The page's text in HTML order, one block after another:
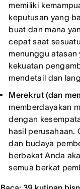
memiliki
keputusan yang
buat dan mana
cepat saat
menunggu
kekuatan
mendetail dan
Merekrut (dan
memberdayakan
dengan
hasil perusahaan.
dan budaya
berbakat Anda
semua berkat